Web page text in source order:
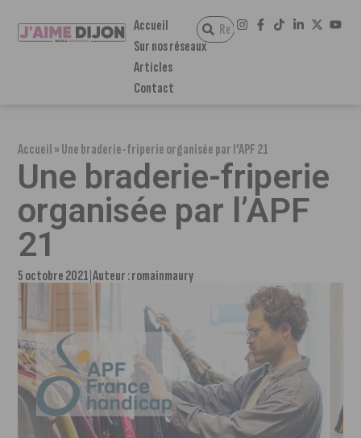
Accueil
Sur nos réseaux
Articles
Contact
Accueil»Une braderie-friperie organisée par l’APF 21
Une braderie-friperie
organisée par l’APF
21
5 octobre 2021 Auteur :romainmaury